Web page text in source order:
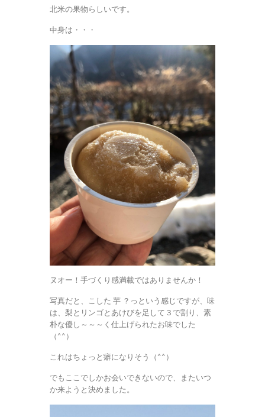
北米の果物らしいです。
中身は・・・
ヌオー！手づくり感満載ではありませんか！
写真だと、こした 芋 ？っという感じですが、味
は、梨とリンゴとあけびを足して３で割り、素
朴な優し～～～く仕上げられたお味でした
（^^）
これはちょっと癖になりそう（^^）
でもここでしかお会いできないので、またいつ
か来ようと決めました。